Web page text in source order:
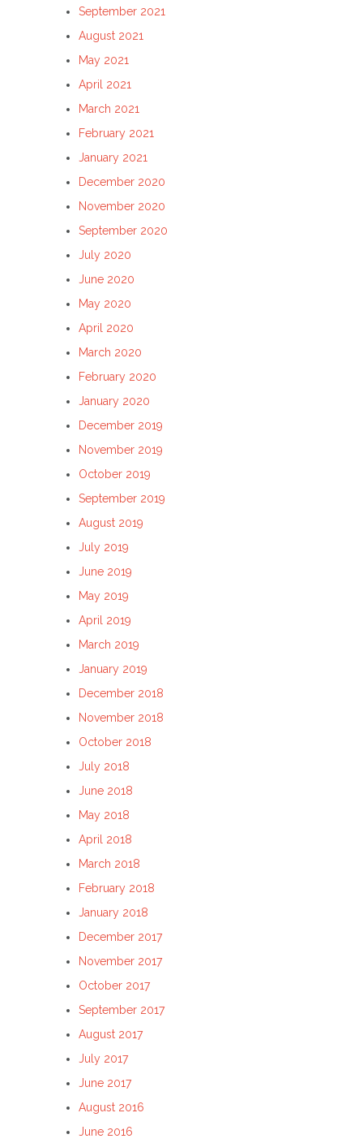
September 2021
August 2021
May 2021
April 2021
March 2021
February 2021
January 2021
December 2020
November 2020
September 2020
July 2020
June 2020
May 2020
April 2020
March 2020
February 2020
January 2020
December 2019
November 2019
October 2019
September 2019
August 2019
July 2019
June 2019
May 2019
April 2019
March 2019
January 2019
December 2018
November 2018
October 2018
July 2018
June 2018
May 2018
April 2018
March 2018
February 2018
January 2018
December 2017
November 2017
October 2017
September 2017
August 2017
July 2017
June 2017
August 2016
June 2016